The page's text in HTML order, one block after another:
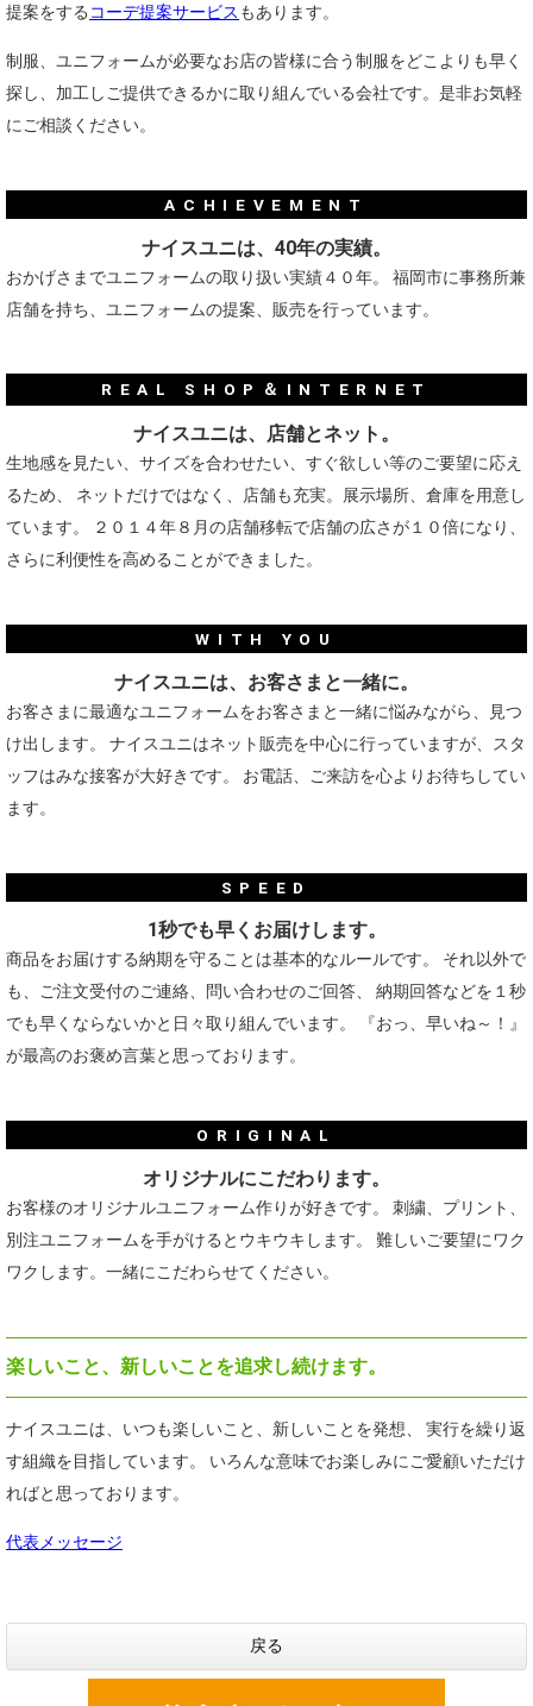
提案をする コーデ提案サービス もあります。
制服、ユニフォームが必要なお店の皆様に合う制服をどこよりも早く
探し、加工しご提供できるかに取り組んでいる会社です。是非お気軽
にご相談ください。
ACHIEVEMENT
ナイスユニは、40年の実績。
おかげさまでユニフォームの取り扱い実績４０年。
福岡市に事務所兼
店舗を持ち、ユニフォームの提案、販売を行っています。
REAL SHOP＆INTERNET
ナイスユニは、店舗とネット。
生地感を見たい、サイズを合わせたい、すぐ欲しい等のご要望に応え
るため、
ネットだけではなく、店舗も充実。展示場所、倉庫を用意し
ています。
２０１４年８月の店舗移転で店舗の広さが１０倍になり、
さらに利便性を高めることができました。
WITH YOU
ナイスユニは、お客さまと一緒に。
お客さまに最適なユニフォームをお客さまと一緒に悩みながら、見つ
け出します。
ナイスユニはネット販売を中心に行っていますが、スタ
ッフはみな接客が大好きです。
お電話、ご来訪を心よりお待ちしてい
ます。
SPEED
1秒でも早くお届けします。
商品をお届けする納期を守ることは基本的なルールです。
それ以外で
も、ご注文受付のご連絡、問い合わせのご回答、
納期回答などを１秒
でも早くならないかと日々取り組んでいます。
『おっ、早いね～！』
が最高のお褒め言葉と思っております。
ORIGINAL
オリジナルにこだわります。
お客様のオリジナルユニフォーム作りが好きです。
刺繍、プリント、
別注ユニフォームを手がけるとウキウキします。
難しいご要望にワク
ワクします。一緒にこだわらせてください。
楽しいこと、新しいことを追求し続けます。
ナイスユニは、いつも楽しいこと、新しいことを発想、
実行を繰り返
す組織を目指しています。
いろんな意味でお楽しみにご愛顧いただけ
ればと思っております。
代表メッセージ
戻る